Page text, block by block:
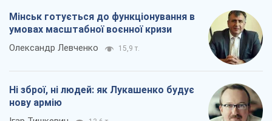
Мінськ готується до функціонування в
умовах масштабної воєнної кризи
Олександр Левченко 15,9 т.
Ні зброї, ні людей: як Лукашенко будує
нову армію